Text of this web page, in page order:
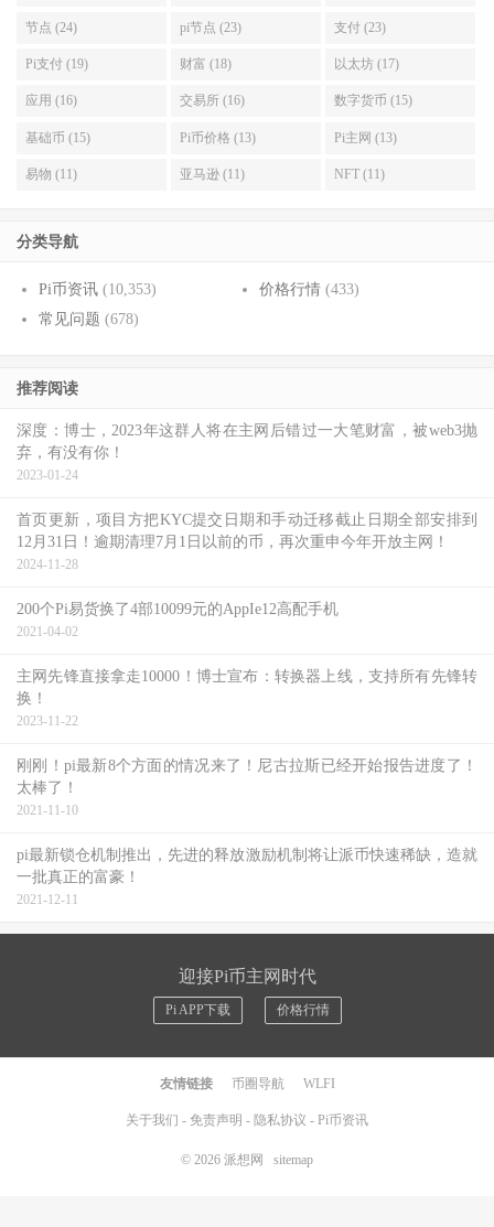
节点 (24) pi节点 (23) 支付 (23)
Pi支付 (19) 财富 (18) 以太坊 (17)
应用 (16) 交易所 (16) 数字货币 (15)
基础币 (15) Pi币价格 (13) Pi主网 (13)
易物 (11) 亚马逊 (11) NFT (11)
分类导航
Pi币资讯 (10,353) 价格行情(433)
常见问题 (678)
推荐阅读
深度：博士，2023年这群人将在主网后错过一大笔财富，被web3抛
弃，有没有你！
2023-01-24
首页更新，项目方把KYC提交日期和手动迁移截止日期全部安排到
12月31日！逾期清理7月1日以前的币，再次重申今年开放主网！
2024-11-28
200个Pi易货换了4部10099元的AppIe12高配手机
2021-04-02
主网先锋直接拿走10000！博士宣布：转换器上线，支持所有先锋转
换！
2023-11-22
刚刚！pi最新8个方面的情况来了！尼古拉斯已经开始报告进度了！
太棒了！
2021-11-10
pi最新锁仓机制推出，先进的释放激励机制将让派币快速稀缺，造就
一批真正的富豪！
2021-12-11
迎接Pi币主网时代
Pi APP下载 价格行情
友情链接 币圈导航 WLFI
关于我们 - 免责声明 - 隐私协议 - Pi币资讯
© 2026 派想网 sitemap